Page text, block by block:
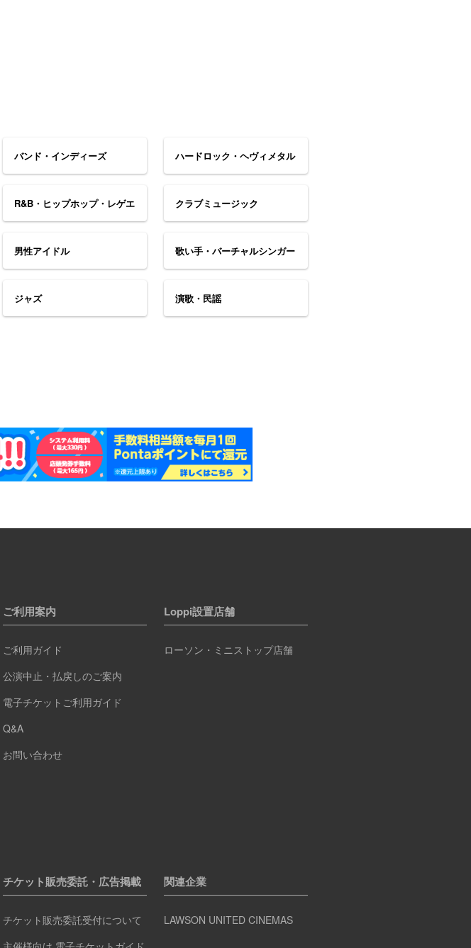
バンド・インディーズ ハードロック・ヘヴィメタル
R&B・ヒップホップ・レゲエ クラブミュージック
男性アイドル 歌い手・バーチャルシンガー
ジャズ 演歌・民謡
ご利用案内
ご利用ガイド
公演中止・払戻しのご案内
電子チケットご利用ガイド
Q&A
お問い合わせ
Loppi設置店舗
ローソン・ミニストップ店舗
チケット販売委託・広告掲載
チケット販売委託受付について
関連企業
LAWSON UNITED CINEMAS